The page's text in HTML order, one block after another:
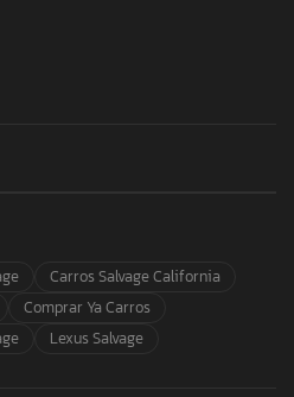
Carros Salvage California
Comprar Ya Carros
Lexus Salvage